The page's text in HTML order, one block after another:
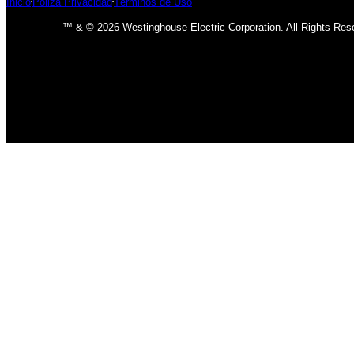
™ & © 2026 Westinghouse Electric Corporation. All Rights